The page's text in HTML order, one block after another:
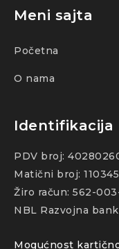
Meni sajta
Početna
O nama
Identifikacija
PDV broj:
Matični broj:
Žiro račun: 562-
NBL Razvojna
Mogućnost